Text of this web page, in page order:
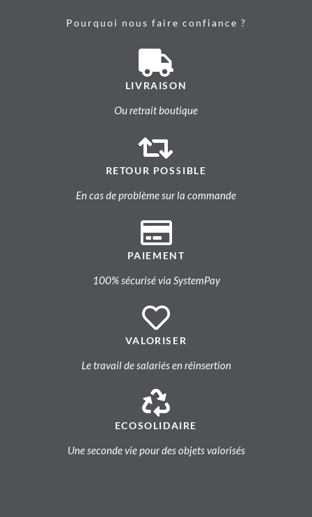
Pourquoi nous faire confiance ?
LIVRAISON
Ou retrait boutique
RETOUR POSSIBLE
En cas de problème sur la commande
PAIEMENT
100% sécurisé via SystemPay
VALORISER
Le travail de salariés en réinsertion
ECOSOLIDAIRE
Une seconde vie pour des objets valorisés